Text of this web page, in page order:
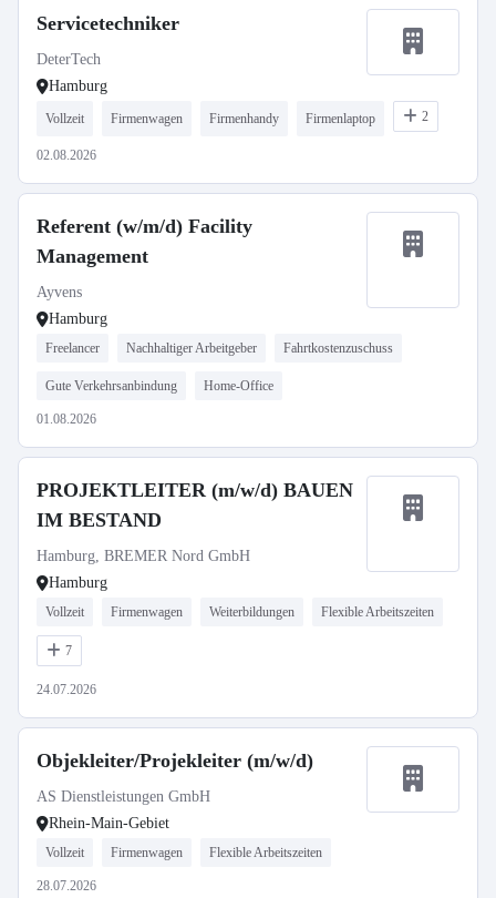
Servicetechniker
DeterTech
Hamburg
Vollzeit Firmenwagen Firmenhandy Firmenlaptop 2
02.08.2026
Referent (w/m/d) Facility
Management
Ayvens
Hamburg
Freelancer Nachhaltiger Arbeitgeber Fahrtkostenzuschuss
Gute Verkehrsanbindung Home-Office
01.08.2026
PROJEKTLEITER (m/w/d) BAUEN
IM BESTAND
Hamburg, BREMER Nord GmbH
Hamburg
Vollzeit Firmenwagen Weiterbildungen Flexible Arbeitszeiten
7
24.07.2026
Objekleiter/Projekleiter (m/w/d)
AS Dienstleistungen GmbH
Rhein-Main-Gebiet
Vollzeit Firmenwagen Flexible Arbeitszeiten
28.07.2026